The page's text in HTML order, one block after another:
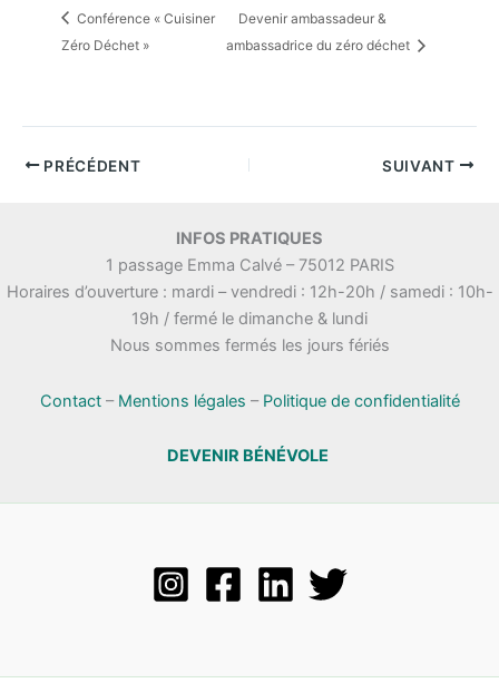
Conférence « Cuisiner
Zéro Déchet »
Devenir ambassadeur &
ambassadrice du zéro déchet
PRÉCÉDENT SUIVANT
INFOS PRATIQUES
1 passage Emma Calvé – 75012 PARIS
Horaires d’ouverture : mardi – vendredi : 12h-20h / samedi : 10h-
19h / fermé le dimanche & lundi
Nous sommes fermés les jours fériés
Contact– Mentions légales – Politique de confidentialité
DEVENIR BÉNÉVOLE